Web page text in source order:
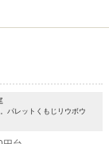
パレットくもじリウボウ